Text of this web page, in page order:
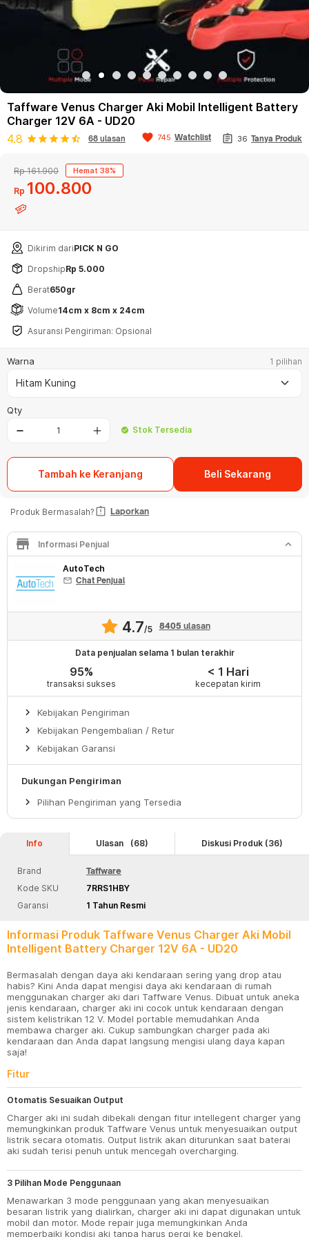
Taffware Venus Charger Aki Mobil Intelligent Battery
Charger 12V 6A - UD20
4.8 starstarstarstarstar_half 68 ulasan favorite 745 Watchlist assignment 36 Tanya Produk
Rp 161.900 Hemat 38%
Rp 100 800
Dikirim dariPICK N GO
DropshipRp 5.000
Berat650gr
Volume14cm x 8cm x 24cm
Asuransi Pengiriman: Opsional
Warna 1 pilihan
Hitam Kuning keyboard_arrow_down
Qty
check_circle Stok Tersedia
Tambah ke Keranjang Beli Sekarang
Produk Bermasalah? assignment_late Laporkan
store Informasi Penjual keyboard_arrow_down
AutoTech
mail Chat Penjual
4.7/5 8405 ulasan
Data penjualan selama 1 bulan terakhir
95%
transaksi sukses
< 1 Hari
kecepatan kirim
keyboard_arrow_right Kebijakan Pengiriman
keyboard_arrow_right Kebijakan Pengembalian / Retur
keyboard_arrow_right Kebijakan Garansi
Dukungan Pengiriman
keyboard_arrow_right Pilihan Pengiriman yang Tersedia
Info Ulasan (68) Diskusi Produk (36)
Brand
Taffware
Kode SKU
7RRS1HBY
Garansi
1 Tahun Resmi
Informasi Produk Taffware Venus Charger Aki Mobil
Intelligent Battery Charger 12V 6A - UD20
Bermasalah dengan daya aki kendaraan sering yang drop atau
habis? Kini Anda dapat mengisi daya aki kendaraan di rumah
menggunakan charger aki dari Taffware Venus. Dibuat untuk aneka
jenis kendaraan, charger aki ini cocok untuk kendaraan dengan
sistem kelistrikan 12 V. Model portable memudahkan Anda
membawa charger aki. Cukup sambungkan charger pada aki
kendaraan dan Anda dapat langsung mengisi ulang daya kapan
saja!
Fitur
Otomatis Sesuaikan Output
Charger aki ini sudah dibekali dengan fitur intellegent charger yang
memungkinkan produk Taffware Venus untuk menyesuaikan output
listrik secara otomatis. Output listrik akan diturunkan saat baterai
aki sudah terisi penuh untuk mencegah overcharging.
3 Pilihan Mode Penggunaan
Menawarkan 3 mode penggunaan yang akan menyesuaikan
besaran listrik yang dialirkan, charger aki ini dapat digunakan untuk
mobil dan motor. Mode repair juga memungkinkan Anda
memperbaiki kondisi aki tanpa harus pergi ke bengkel.